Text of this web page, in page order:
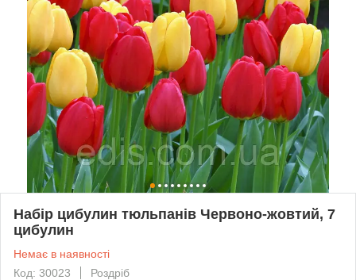
Набір цибулин тюльпанів Червоно-жовтий, 7
цибулин
Немає в наявності
Код: 30023
Роздріб